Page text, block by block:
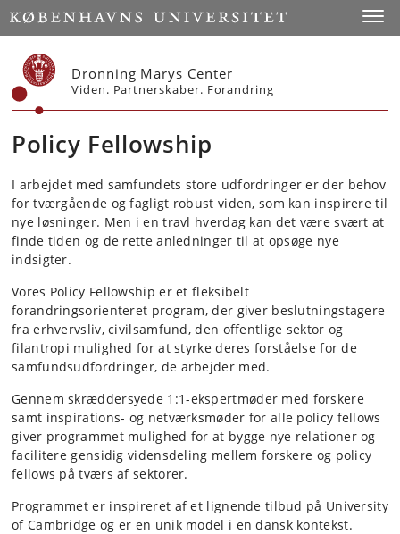
Start
Dronning Marys Center
Viden. Partnerskaber. Forandring
Policy Fellowship
I arbejdet med samfundets store udfordringer er der behov
for tværgående og fagligt robust viden, som kan inspirere til
nye løsninger. Men i en travl hverdag kan det være svært at
finde tiden og de rette anledninger til at opsøge nye
indsigter.
Vores Policy Fellowship er et fleksibelt
forandringsorienteret program, der giver beslutningstagere
fra erhvervsliv, civilsamfund, den offentlige sektor og
filantropi mulighed for at styrke deres forståelse for de
samfundsudfordringer, de arbejder med.
Gennem skræddersyede 1:1-ekspertmøder med forskere
samt inspirations- og netværksmøder for alle policy fellows
giver programmet mulighed for at bygge nye relationer og
facilitere gensidig vidensdeling mellem forskere og policy
fellows på tværs af sektorer.
Programmet er inspireret af et lignende tilbud på University
of Cambridge og er en unik model i en dansk kontekst.